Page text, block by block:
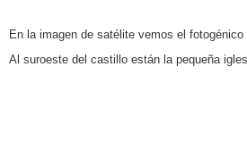
En la imagen de satélite vemos el
Al suroeste del castillo están la pequeña